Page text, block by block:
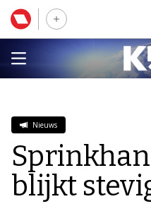
Nieuws
blijkt